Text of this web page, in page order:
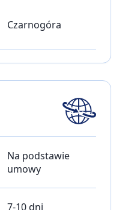
Czarnogóra
Na podstawie
umowy
7-10 dni